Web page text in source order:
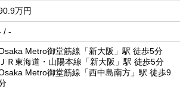
万円
/ -
Metro御堂筋線「新大阪」駅 徒歩5分
ＪＲ東海道・山陽本線「新大阪」駅 徒歩5分
Metro御堂筋線「西中島南方」駅 徒歩9